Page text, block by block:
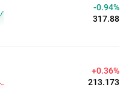
-0.95%
317.87
+0.36%
213.172